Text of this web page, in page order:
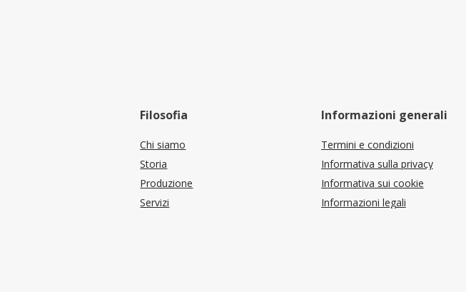
Filosofia
Chi siamo
Storia
Produzione
Servizi
Informazioni generali
Termini e condizioni
Informativa sulla privacy
Informativa sui cookie
Informazioni legali